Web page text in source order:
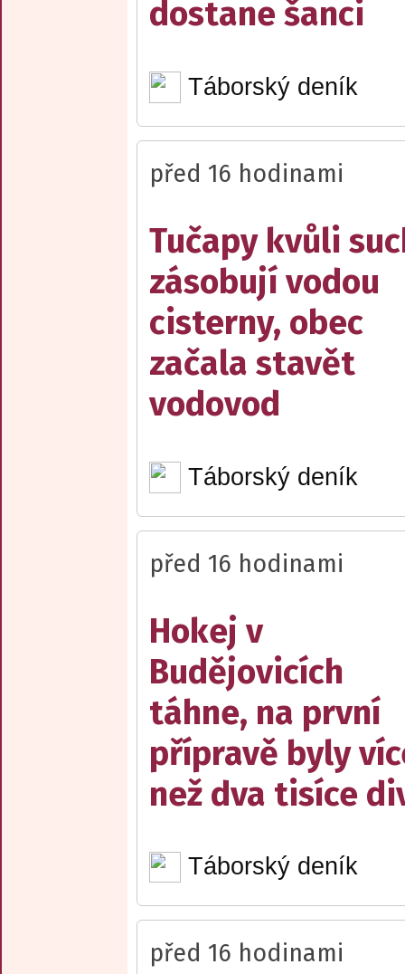
dostane šanci
Táborský deník
před 16 hodinami
Tučapy kvůli
zásobují vodou
cisterny, obec
začala stavět
vodovod
Táborský deník
před 16 hodinami
Hokej v
Budějovicích
táhne, na první
přípravě byly
než dva tisíce
Táborský deník
před 16 hodinami